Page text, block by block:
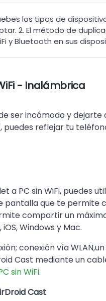
los tipos de
2. El método de
y Bluetooth en sus
- Inalámbrica
ser incómodo y dejarte
puedes reflejar tu
a PC sin WiFi, puedes
pantalla que te
compartir un
Windows y Mac.
conexión vía
Cast mediante un
sin WiFi.
Cast